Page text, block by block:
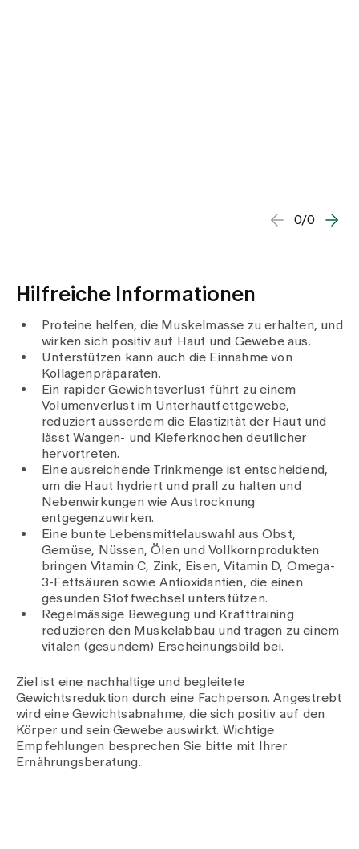
0/0
Hilfreiche Informationen
Proteine helfen, die Muskelmasse zu erhalten, und
wirken sich positiv auf Haut und Gewebe aus.
Unterstützen kann auch die Einnahme von
Kollagenpräparaten.
Ein rapider Gewichtsverlust führt zu einem
Volumenverlust im Unterhautfettgewebe,
reduziert ausserdem die Elastizität der Haut und
lässt Wangen- und Kieferknochen deutlicher
hervortreten.
Eine ausreichende Trinkmenge ist entscheidend,
um die Haut hydriert und prall zu halten und
Nebenwirkungen wie Austrocknung
entgegenzuwirken.
Eine bunte Lebensmittelauswahl aus Obst,
Gemüse, Nüssen, Ölen und Vollkornprodukten
bringen Vitamin C, Zink, Eisen, Vitamin D, Omega-
3-Fettsäuren sowie Antioxidantien, die einen
gesunden Stoffwechsel unterstützen.
Regelmässige Bewegung und Krafttraining
reduzieren den Muskelabbau und tragen zu einem
vitalen (gesundem) Erscheinungsbild bei.
Ziel ist eine nachhaltige und begleitete
Gewichtsreduktion durch eine Fachperson. Angestrebt
wird eine Gewichtsabnahme, die sich positiv auf den
Körper und sein Gewebe auswirkt. Wichtige
Empfehlungen besprechen Sie bitte mit Ihrer
Ernährungsberatung.